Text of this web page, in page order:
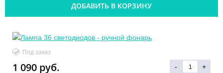
ДОБАВИТЬ В КОРЗИНУ
Под заказ
1 090 руб. - +